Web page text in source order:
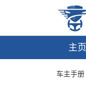
主页
车主手册